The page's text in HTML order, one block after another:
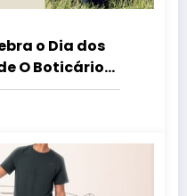
o Dia dos
O Boticário